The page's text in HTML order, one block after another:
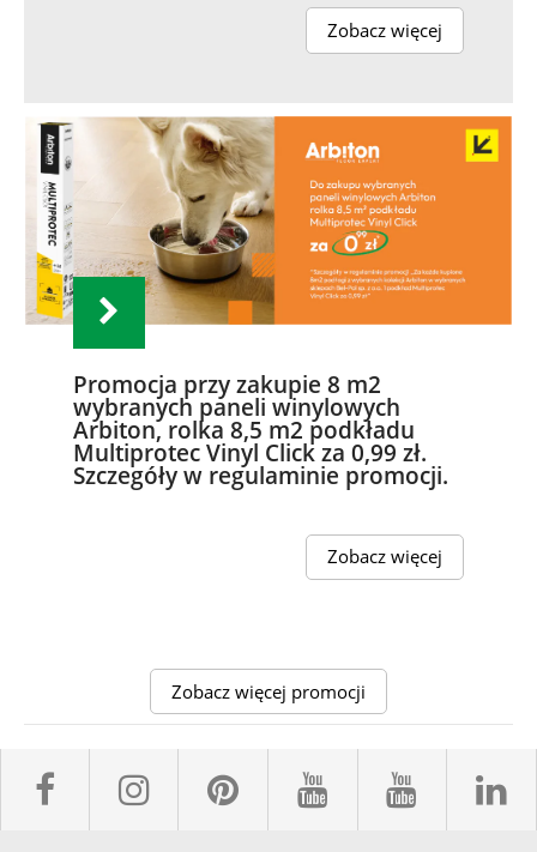
Zobacz więcej
Promocja przy zakupie 8 m2
wybranych paneli winylowych
Arbiton, rolka 8,5 m2 podkładu
Multiprotec Vinyl Click za 0,99 zł.
Szczegóły w regulaminie promocji.
Zobacz więcej
Zobacz więcej promocji
facebook sklepyBELPOL
instagram
pinterestyoutube